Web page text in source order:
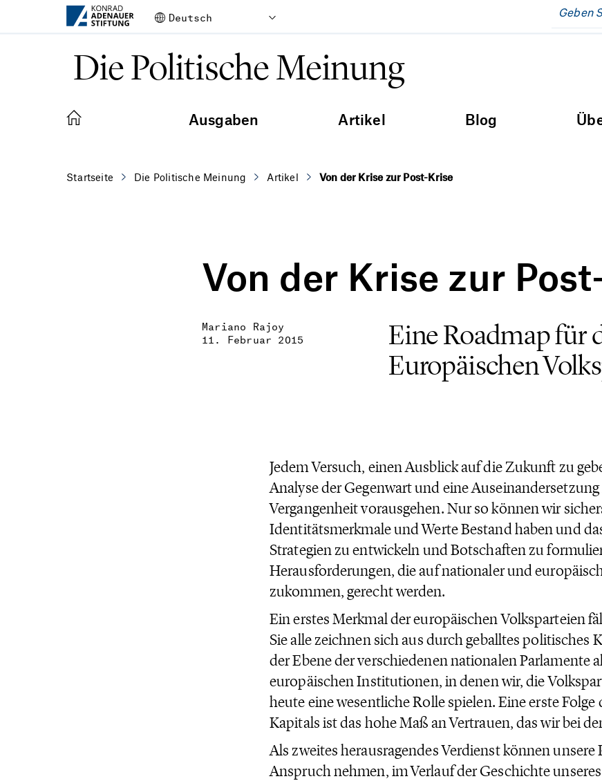
Zum Hauptinhalt springen
Die Politische Meinung
Ausgaben Artikel Blog
Startseite Die Politische Meinung Artikel Von der Krise zur Post-Krise
Von der Krise zur
Mariano Rajoy
11. Februar 2015
Eine Roadmap für
Europäischen
Jedem Versuch, einen Ausblick auf die Zukunft zu
Analyse der Gegenwart und eine
Vergangenheit vorausgehen. Nur so können wir
Identitätsmerkmale und Werte Bestand haben und
Strategien zu entwickeln und Botschaften zu
Herausforderungen, die auf nationaler und
zukommen, gerecht werden.
Ein erstes Merkmal der europäischen Volksparteien
Sie alle zeichnen sich aus durch geballtes politisches
der Ebene der verschiedenen nationalen Parlamente
europäischen Institutionen, in denen wir, die
heute eine wesentliche Rolle spielen. Eine erste
Kapitals ist das hohe Maß an Vertrauen, das wir bei
Als zweites herausragendes Verdienst können unsere
Anspruch nehmen, im Verlauf der Geschichte